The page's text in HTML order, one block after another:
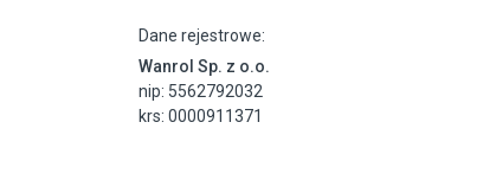
Dane rejestrowe:
Wanrol Sp. z o.o.
nip: 5562792032
krs: 0000911371